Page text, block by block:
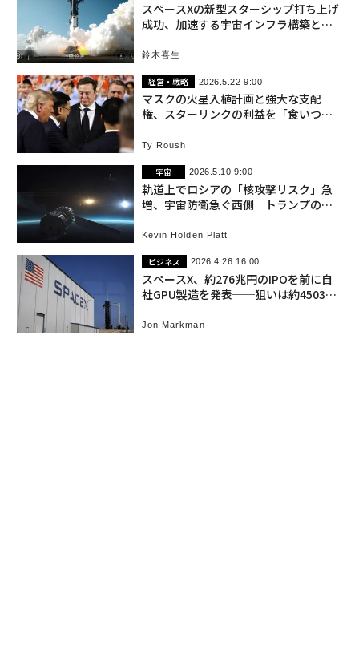
スペースXの新型スターシップ打ち上げ
成功、加速する宇宙インフラ構築とア
鈴木喜生
経営・戦略 2026.5.22 9:00
マスクの火星入植計画と強大な支配
権、スターリンクの利益を「食いつぶ
Ty Roush
宇宙 2026.5.10 9:00
軌道上でロシアの「核攻撃リスク」急
増、宇宙防衛急ぐ西側 トランプのゴ
Kevin Holden Platt
ビジネス 2026.4.26 16:00
スペースX、約276兆円のIPOを前に自
社GPU製造を発表──狙いは約4503兆
Jon Markman